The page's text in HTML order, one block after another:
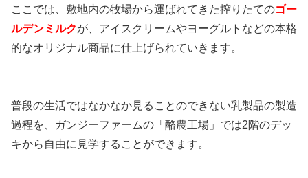
ここでは、敷地内の牧場から運ばれてきた搾りたてのゴー
ルデンミルクが、アイスクリームやヨーグルトなどの本格
的なオリジナル商品に仕上げられていきます。
普段の生活ではなかなか見ることのできない乳製品の製造
過程を、ガンジーファームの「酪農工場」では2階のデッ
キから自由に見学することができます。